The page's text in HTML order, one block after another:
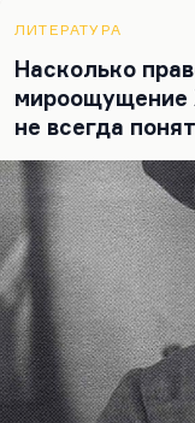
Майринк,
Валерий Попов:
ужас «Старухи» —
гораздо больше,
ЛИТЕРАТУРА
Насколько
мироощущение
не всегда